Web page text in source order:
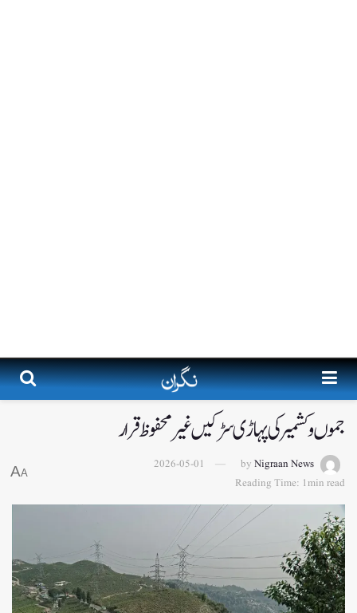
جموں و کشمیر کی پہاڑی سڑکیں غیر محفوظ قرار
by Nigraan News
2026-05-01
Reading Time: 1min read
A
A